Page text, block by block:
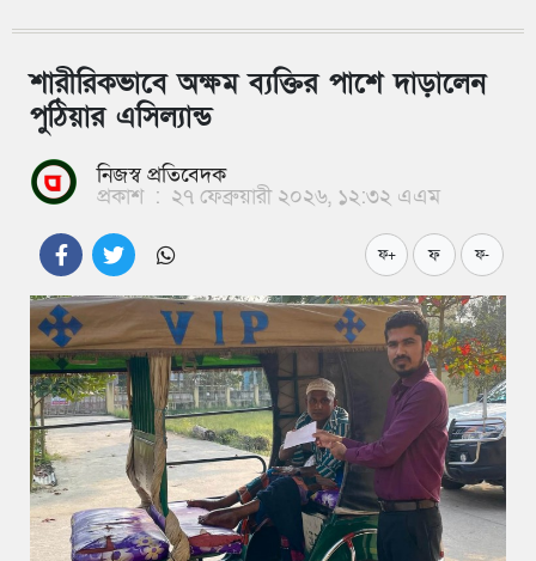
শারীরিকভাবে অক্ষম ব্যক্তির পাশে দাড়ালেন
পুঠিয়ার এসিল্যান্ড
নিজস্ব প্রতিবেদক
প্রকাশ : ২৭ ফেব্রুয়ারী ২০২৬, ১২:৩২ এএম
ফ+ ফ ফ-